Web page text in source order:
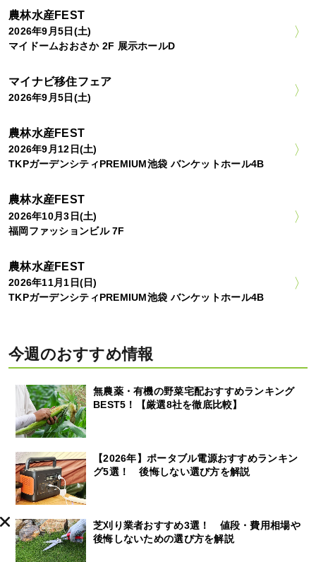
農林水産FEST
2026年9月5日(土)
マイドームおおさか 2F 展示ホールD
マイナビ移住フェア
2026年9月5日(土)
農林水産FEST
2026年9月12日(土)
TKPガーデンシティPREMIUM池袋 バンケットホール4B
農林水産FEST
2026年10月3日(土)
福岡ファッションビル 7F
農林水産FEST
2026年11月1日(日)
TKPガーデンシティPREMIUM池袋 バンケットホール4B
今週のおすすめ情報
無農薬・有機の野菜宅配おすすめランキング
BEST5！【厳選8社を徹底比較】
【2026年】ポータブル電源おすすめランキン
グ5選！ 後悔しない選び方を解説
芝刈り業者おすすめ3選！ 値段・費用相場や
後悔しないための選び方を解説